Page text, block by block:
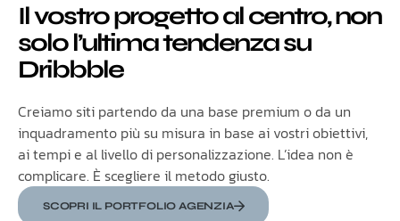
Il vostro progetto al centro, non
solo l’ultima tendenza su
Dribbble
Creiamo siti partendo da una base premium o da un
inquadramento più su misura in base ai vostri obiettivi,
ai tempi e al livello di personalizzazione. L’idea non è
complicare. È scegliere il metodo giusto.
SCOPRI IL PORTFOLIO AGENZIA